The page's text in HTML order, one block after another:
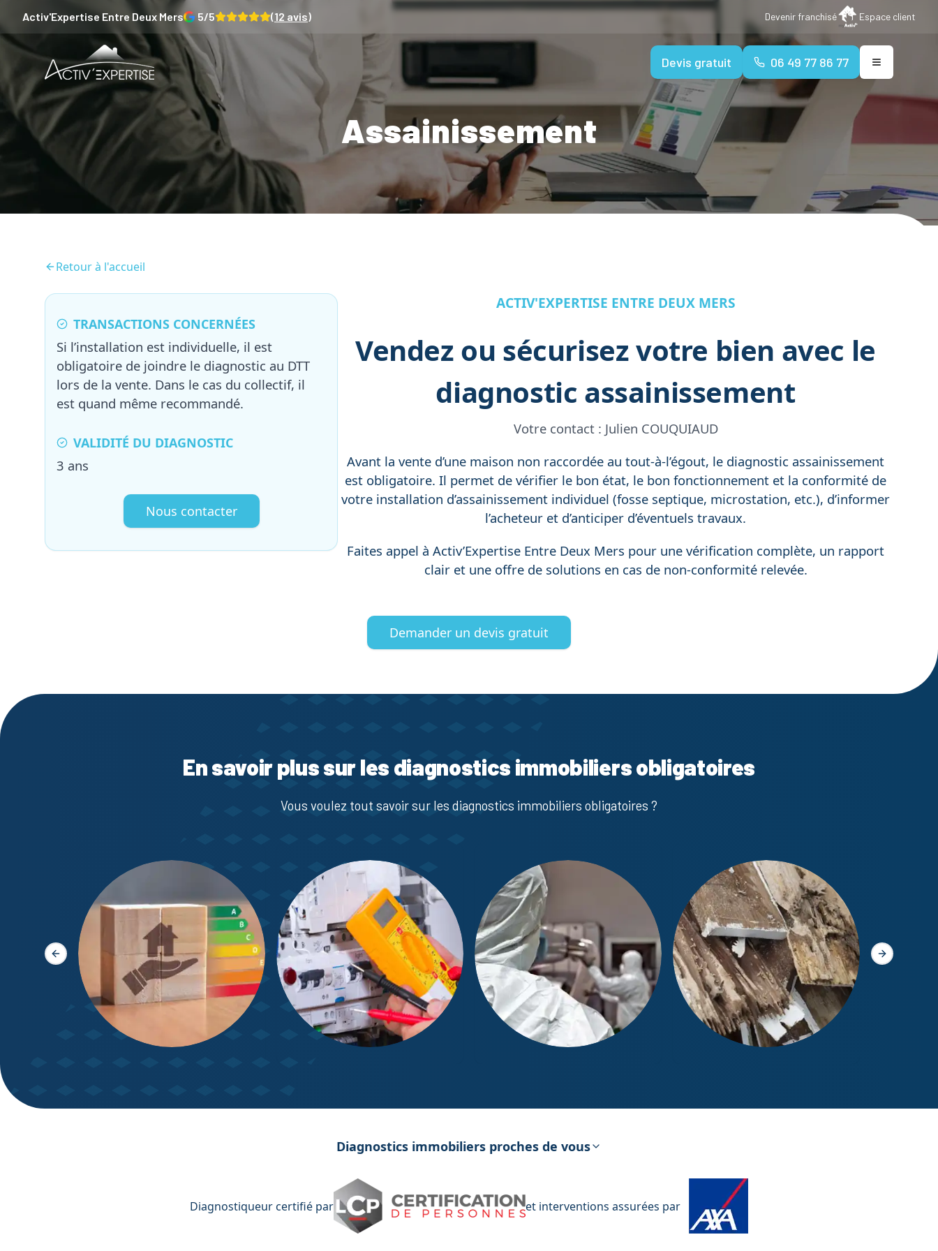
Activ'Expertise Entre Deux Mers 5/5 (12 avis) Devenir franchisé Espace client
Devis gratuit 06 49 77 86 77
Assainissement
Retour à l'accueil
TRANSACTIONS CONCERNÉES
Si l’installation est individuelle, il est
obligatoire de joindre le diagnostic au DTT
lors de la vente. Dans le cas du collectif, il
est quand même recommandé.
VALIDITÉ DU DIAGNOSTIC
3 ans
Nous contacter
ACTIV'EXPERTISE ENTRE DEUX MERS
Vendez ou sécurisez votre bien avec le
diagnostic assainissement
Votre contact : Julien COUQUIAUD
Avant la vente d’une maison non raccordée au tout-à-l’égout, le diagnostic assainissement
est obligatoire. Il permet de vérifier le bon état, le bon fonctionnement et la conformité de
votre installation d’assainissement individuel (fosse septique, microstation, etc.), d’informer
l’acheteur et d’anticiper d’éventuels travaux.
Faites appel à Activ’Expertise Entre Deux Mers pour une vérification complète, un rapport
clair et une offre de solutions en cas de non-conformité relevée.
Demander un devis gratuit
En savoir plus sur les diagnostics immobiliers obligatoires
Vous voulez tout savoir sur les diagnostics immobiliers obligatoires ?
Slide précédente Slide
Diagnostics immobiliers proches de vous
Diagnostiqueur certifié par et interventions assurées par